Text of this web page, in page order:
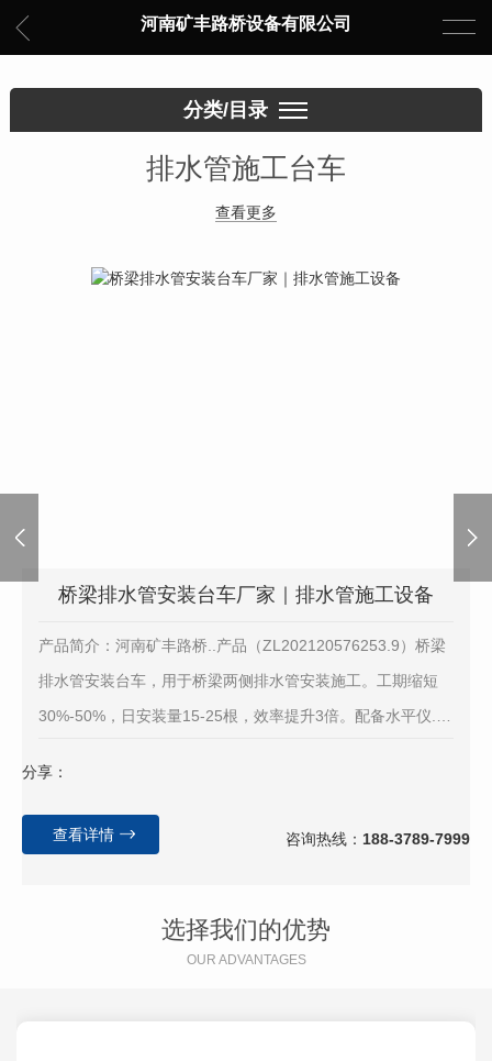
河南矿丰路桥设备有限公司
分类/目录
排水管施工台车
查看更多
桥梁排水管安装台车厂家｜排水管施工设备
产品简介：河南矿丰路桥..产品（ZL202120576253.9）桥梁
排水管安装台车，用于桥梁两侧排水管安装施工。工期缩短
30%-50%，日安装量15-25根，效率提升3倍。配备水平仪..
分享：
查看详情 咨询热线： 188-3789-7999
选择我们的优势
OUR ADVANTAGES